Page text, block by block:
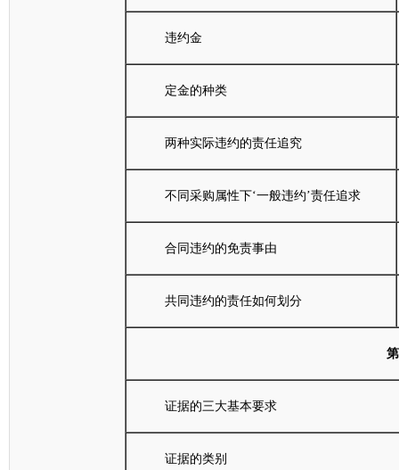
违约金
定金的种类
两种实际违约的责任追究
不同采购属性下‘一般违约’责任追求
合同违约的免责事由
共同违约的责任如何划分
证据的三大基本要求
证据的类别